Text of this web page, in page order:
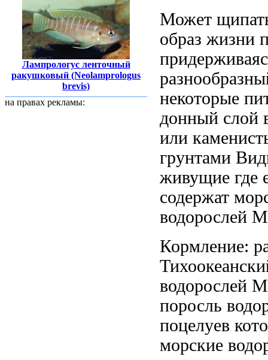
Лампрологус ленточный
ракушковый (Neolamprologus
brevis)
на правах рекламы:
Может
образ жизни
некоторые
донный слой
или
грунтами
живущие где
содержат
водорослей
Кормление:
водорослей
поросль
поцелуев
морские